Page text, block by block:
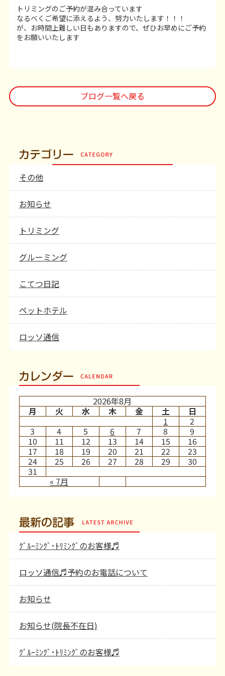
トリミングのご予約が混み合っています
なるべくご希望に添えるよう、努力いたします！！！
が、お時間上難しい日もありますので、ぜひお早めにご予約
をお願いいたします
ブログ一覧へ戻る
その他
お知らせ
トリミング
グルーミング
こてつ日記
ペットホテル
ロッソ通信
カレンダー
2026年8月
月
火 水 木 金 土 日
« 7月
1
2
3
4 5 6 7 8
9
10
11 12 13 14 15
16
17
18 19 20 21 22
23
24
25 26 27 28 29
30
31
最新の記事
ｸﾞﾙｰﾐﾝｸﾞ･ﾄﾘﾐﾝｸﾞのお客様♬
ロッソ通信♬予約のお電話について
お知らせ
お知らせ(院長不在日)
ｸﾞﾙｰﾐﾝｸﾞ･ﾄﾘﾐﾝｸﾞのお客様♬